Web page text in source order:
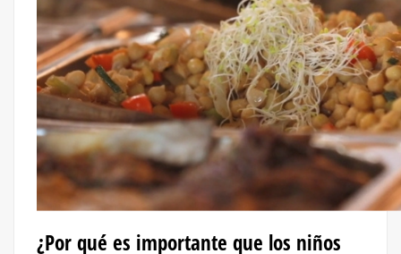
¿Por qué es importante que los niños